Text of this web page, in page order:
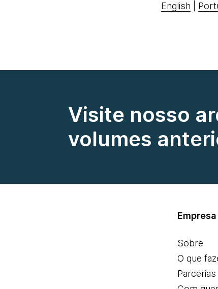
English
Visite nosso
volumes
Empresa
Sobre
O que
Parcerias